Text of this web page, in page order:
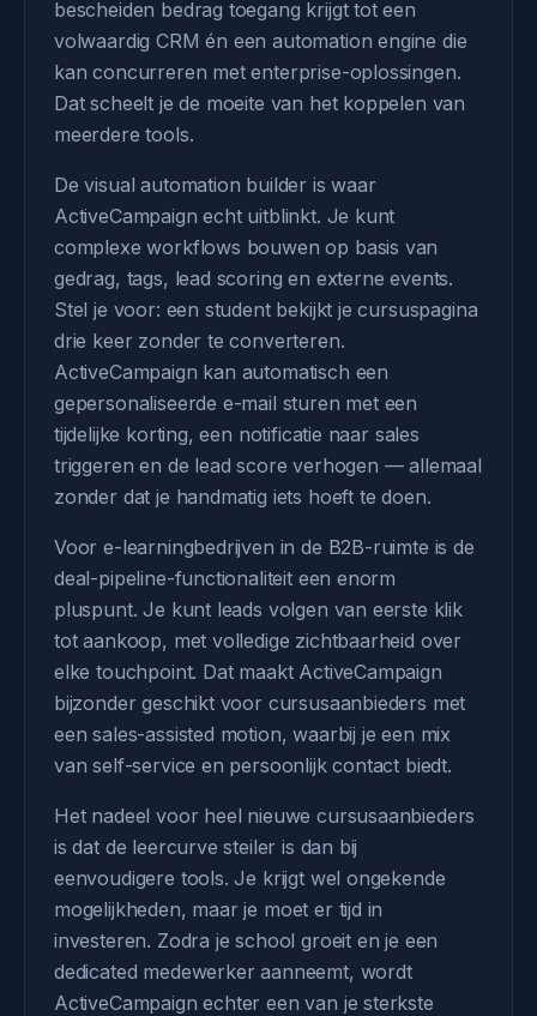
bescheiden bedrag toegang krijgt tot een
volwaardig CRM én een automation engine die
kan concurreren met enterprise-oplossingen.
Dat scheelt je de moeite van het koppelen van
meerdere tools.
De visual automation builder is waar
ActiveCampaign echt uitblinkt. Je kunt
complexe workflows bouwen op basis van
gedrag, tags, lead scoring en externe events.
Stel je voor: een student bekijkt je cursuspagina
drie keer zonder te converteren.
ActiveCampaign kan automatisch een
gepersonaliseerde e-mail sturen met een
tijdelijke korting, een notificatie naar sales
triggeren en de lead score verhogen — allemaal
zonder dat je handmatig iets hoeft te doen.
Voor e-learningbedrijven in de B2B-ruimte is de
deal-pipeline-functionaliteit een enorm
pluspunt. Je kunt leads volgen van eerste klik
tot aankoop, met volledige zichtbaarheid over
elke touchpoint. Dat maakt ActiveCampaign
bijzonder geschikt voor cursusaanbieders met
een sales-assisted motion, waarbij je een mix
van self-service en persoonlijk contact biedt.
Het nadeel voor heel nieuwe cursusaanbieders
is dat de leercurve steiler is dan bij
eenvoudigere tools. Je krijgt wel ongekende
mogelijkheden, maar je moet er tijd in
investeren. Zodra je school groeit en je een
dedicated medewerker aanneemt, wordt
ActiveCampaign echter een van je sterkste